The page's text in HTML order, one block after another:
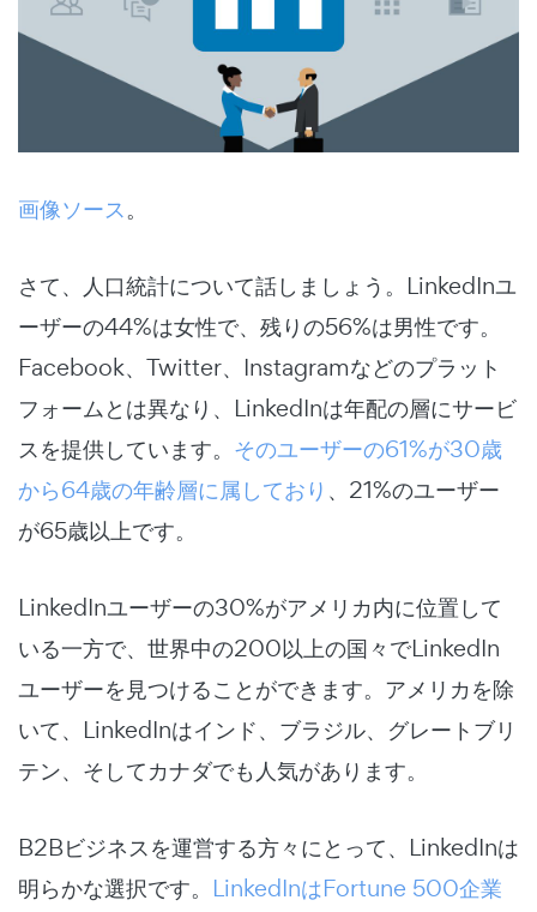
画像ソース。
さて、人口統計について話しましょう。LinkedInユ
ーザーの44%は女性で、残りの56%は男性です。
Facebook、Twitter、Instagramなどのプラット
フォームとは異なり、LinkedInは年配の層にサービ
スを提供しています。 そのユーザーの61%が30歳
から64歳の年齢層に属しており 、21%のユーザー
が65歳以上です。
LinkedInユーザーの30%がアメリカ内に位置して
いる一方で、世界中の200以上の国々でLinkedIn
ユーザーを見つけることができます。アメリカを除
いて、LinkedInはインド、ブラジル、グレートブリ
テン、そしてカナダでも人気があります。
B2Bビジネスを運営する方々にとって、LinkedInは
明らかな選択です。 LinkedInはFortune 500企業